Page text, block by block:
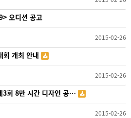
오디션 공고
2015-02-26
회 개최 안내
2015-02-26
3회 8만 시간 디자인 공…
2015-02-26